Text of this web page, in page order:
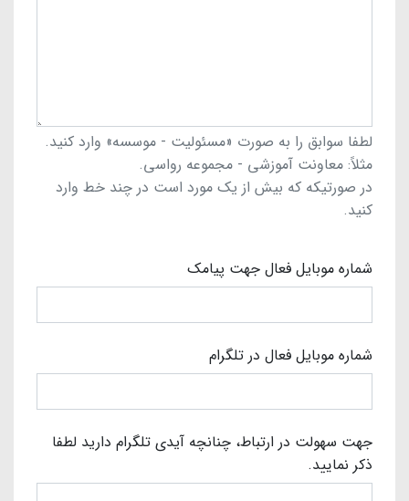
لطفا سوابق را به صورت «مسئولیت - موسسه» وارد کنید.
مثلاً: معاونت آموزشی - مجموعه رواسی.
در صورتیکه که بیش از یک مورد است در چند خط وارد
کنید.
شماره موبایل فعال جهت پیامک
شماره موبایل فعال در تلگرام
جهت سهولت در ارتباط، چنانچه آیدی تلگرام دارید لطفا
ذکر نمایید.